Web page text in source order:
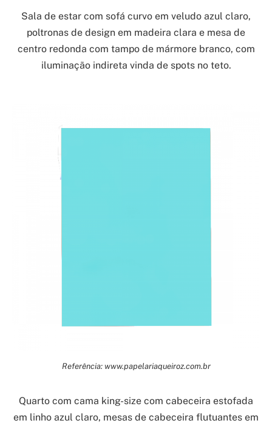
Sala de estar com sofá curvo em veludo azul claro,
poltronas de design em madeira clara e mesa de
centro redonda com tampo de mármore branco, com
iluminação indireta vinda de spots no teto.
Referência: www.papelariaqueiroz.com.br
Quarto com cama king-size com cabeceira estofada
em linho azul claro, mesas de cabeceira flutuantes em